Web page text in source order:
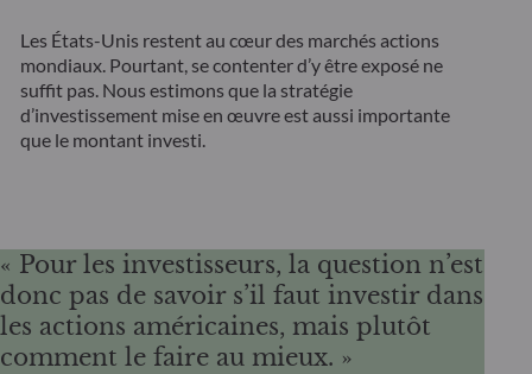
Les États-Unis restent au cœur des marchés actions
mondiaux. Pourtant, se contenter d’y être exposé ne
suffit pas. Nous estimons que la stratégie
d’investissement mise en œuvre est aussi importante
que le montant investi.
« Pour les investisseurs, la question n’est
donc pas de savoir s’il faut investir dans
les actions américaines, mais plutôt
comment le faire au mieux. »